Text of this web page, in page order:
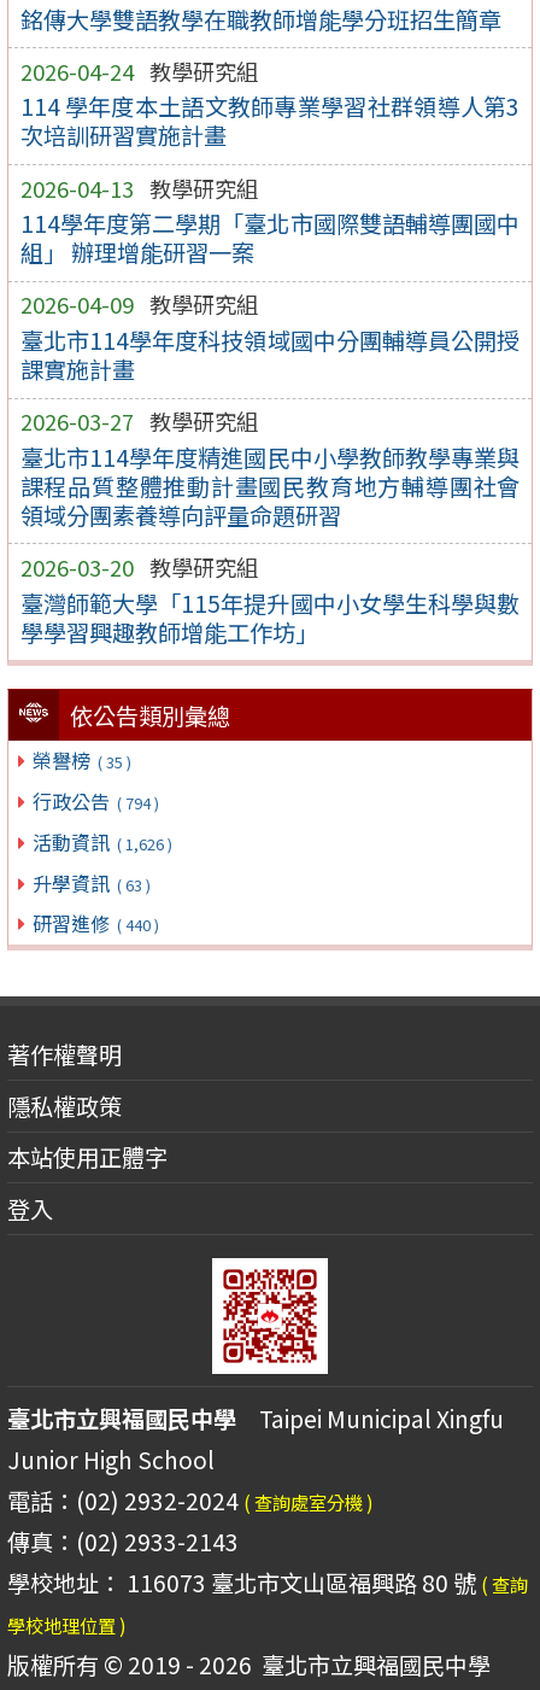
銘傳大學雙語教學在職教師增能學分班招生簡章
2026-04-24 教學研究組
114 學年度本土語文教師專業學習社群領導人第3
次培訓研習實施計畫
2026-04-13 教學研究組
114學年度第二學期「臺北市國際雙語輔導團國中
組」 辦理增能研習一案
2026-04-09 教學研究組
臺北市114學年度科技領域國中分團輔導員公開授
課實施計畫
2026-03-27 教學研究組
臺北市114學年度精進國民中小學教師教學專業與
課程品質整體推動計畫國民教育地方輔導團社會
領域分團素養導向評量命題研習
2026-03-20 教學研究組
臺灣師範大學「115年提升國中小女學生科學與數
學學習興趣教師增能工作坊」
依公告類別彙總
榮譽榜 ( 35 )
行政公告 ( 794 )
活動資訊 ( 1,626 )
升學資訊 ( 63 )
研習進修 ( 440 )
著作權聲明
隱私權政策
本站使用正體字
登入
臺北市立興福國民中學 Taipei Municipal Xingfu
Junior High School
電話：(02) 2932-2024 ( 查詢處室分機 )
傳真：(02) 2933-2143
學校地址： 116073 臺北市文山區福興路 80 號 ( 查詢
學校地理位置 )
版權所有 © 2019 - 2026 臺北市立興福國民中學